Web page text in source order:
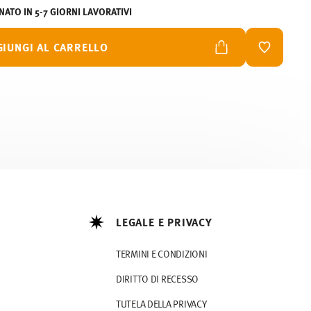
IN 5-7 GIORNI LAVORATIVI
AL CARRELLO LISTA
LEGALE E PRIVACY
TERMINI E CONDIZIONI
DIRITTO DI RECESSO
TUTELA DELLA PRIVACY